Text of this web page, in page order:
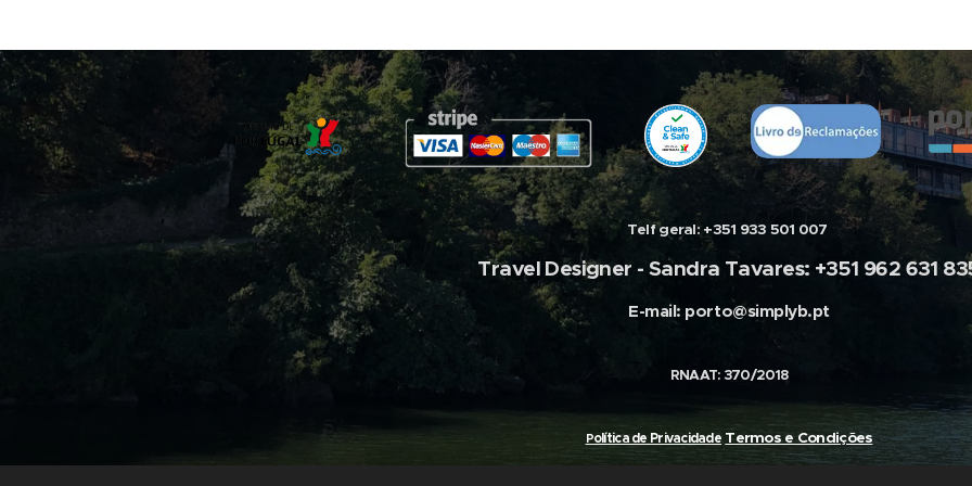
Telf geral:+351 933 501 007
Travel Designer -Sandra Tavares: +351 962 631
E-mail: porto@simplyb.pt
RNAAT: 370/2018
Política de Privacidade Termos e Condições